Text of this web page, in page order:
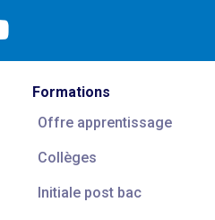
Formations
Offre apprentissage
Collèges
Initiale post bac